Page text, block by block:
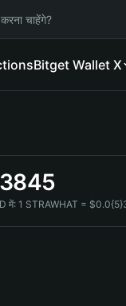
चाहेंगे?
Bitget Wallet X
में: 1 STRAWHAT =